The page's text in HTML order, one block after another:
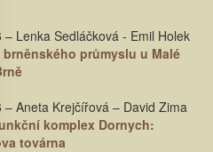
– Lenka Sedláčková - Emil Holek
průmyslu u Malé
– Aneta Krejčířová – David Zima
komplex Dornych:
továrna